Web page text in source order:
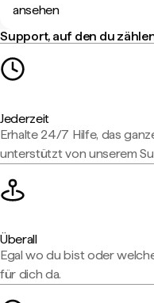
ansehen
Support, auf den du
Jederzeit
Erhalte 24/7 Hilfe, das
unterstützt von unserem
Überall
Egal wo du bist oder
für dich da.